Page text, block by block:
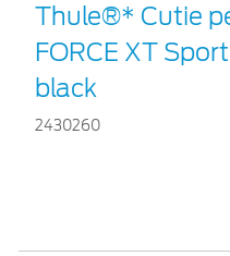
Thule®* Cutie
FORCE XT
black
2430260